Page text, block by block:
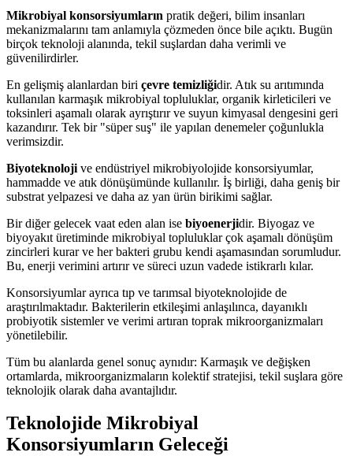
Mikrobiyal konsorsiyumların pratik değeri, bilim insanları
mekanizmalarını tam anlamıyla çözmeden önce bile açıktı. Bugün
birçok teknoloji alanında, tekil suşlardan daha verimli ve
güvenilirdirler.
En gelişmiş alanlardan biri çevre temizliğidir. Atık su arıtımında
kullanılan karmaşık mikrobiyal topluluklar, organik kirleticileri ve
toksinleri aşamalı olarak ayrıştırır ve suyun kimyasal dengesini geri
kazandırır. Tek bir "süper suş" ile yapılan denemeler çoğunlukla
verimsizdir.
Biyoteknoloji ve endüstriyel mikrobiyolojide konsorsiyumlar,
hammadde ve atık dönüşümünde kullanılır. İş birliği, daha geniş bir
substrat yelpazesi ve daha az yan ürün birikimi sağlar.
Bir diğer gelecek vaat eden alan ise biyoenerjidir. Biyogaz ve
biyoyakıt üretiminde mikrobiyal topluluklar çok aşamalı dönüşüm
zincirleri kurar ve her bakteri grubu kendi aşamasından sorumludur.
Bu, enerji verimini artırır ve süreci uzun vadede istikrarlı kılar.
Konsorsiyumlar ayrıca tıp ve tarımsal biyoteknolojide de
araştırılmaktadır. Bakterilerin etkileşimi anlaşılınca, dayanıklı
probiyotik sistemler ve verimi artıran toprak mikroorganizmaları
yönetilebilir.
Tüm bu alanlarda genel sonuç aynıdır: Karmaşık ve değişken
ortamlarda, mikroorganizmaların kolektif stratejisi, tekil suşlara göre
teknolojik olarak daha avantajlıdır.
Teknolojide Mikrobiyal
Konsorsiyumların Geleceği